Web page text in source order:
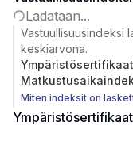
Ladataan...
Vastuullisuusindeksi
keskiarvona.
Miten indeksit on